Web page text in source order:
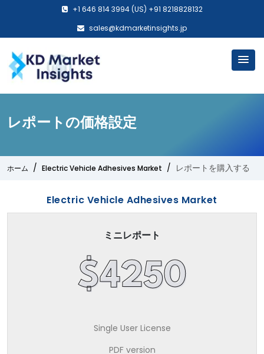
+1 646 814 3994 (US) +91 8218828132
sales@kdmarketinsights.jp
レポートの価格設定
ホーム Electric Vehicle Adhesives Market レポートを購入する
Electric Vehicle Adhesives Market
ミニレポート
$4250
Single User License
PDF version